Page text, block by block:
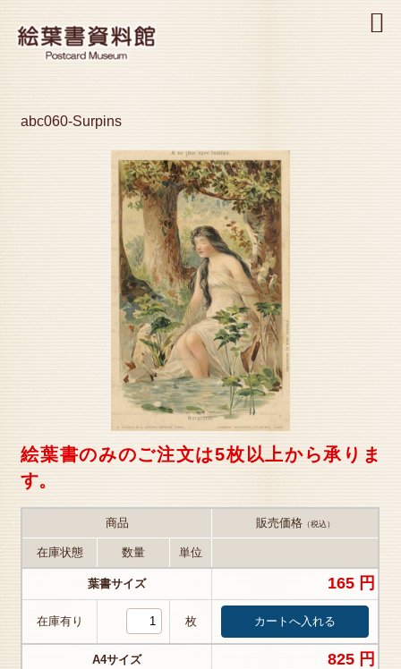
abc060-Surpins
絵葉書のみのご注文は5枚以上から承りま
す。
商品 販売価格（税込）
在庫状態 数量 単位
葉書サイズ 165 円
在庫有り 枚
A4サイズ 825 円